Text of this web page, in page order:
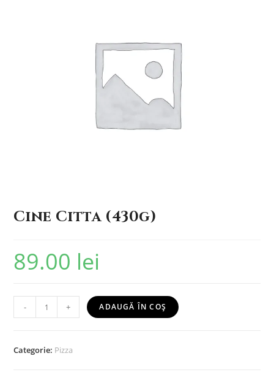
Cine Citta (430g)
89.00 lei
- + ADAUGĂ ÎN COȘ
Categorie: Pizza